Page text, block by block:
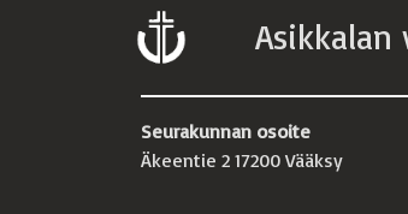
Asikkalan
Seurakunnan osoite
Äkeentie 2 17200 Vääksy